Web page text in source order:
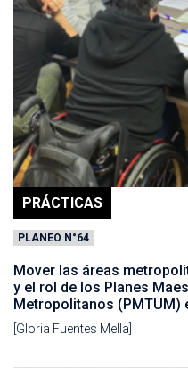
PRÁCTICAS
PLANEO N°64
Mover las áreas
y el rol de los Planes
Metropolitanos (PMTUM)
[Gloria Fuentes Mella]